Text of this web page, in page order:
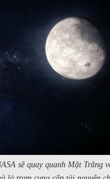
sẽ quay quanh Mặt Trăng